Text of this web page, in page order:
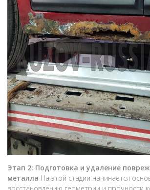
Этап 2: Подготовка и удаление
металла На этой стадии начинается